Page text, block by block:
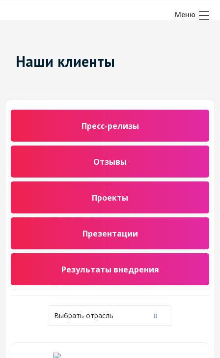
Наши клиенты
Пресс-релизы
Отзывы
Проекты
Презентации
Результаты внедрения
Выбрать отрасль